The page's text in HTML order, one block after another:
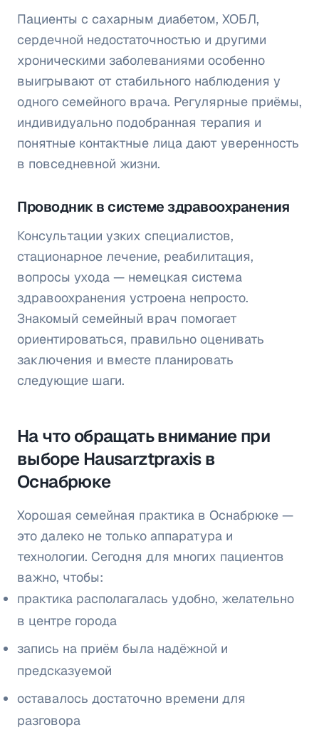
Пациенты с сахарным диабетом, ХОБЛ,
сердечной недостаточностью и другими
хроническими заболеваниями особенно
выигрывают от стабильного наблюдения у
одного семейного врача. Регулярные приёмы,
индивидуально подобранная терапия и
понятные контактные лица дают уверенность
в повседневной жизни.
Проводник в системе здравоохранения
Консультации узких специалистов,
стационарное лечение, реабилитация,
вопросы ухода — немецкая система
здравоохранения устроена непросто.
Знакомый семейный врач помогает
ориентироваться, правильно оценивать
заключения и вместе планировать
следующие шаги.
На что обращать внимание при
выборе Hausarztpraxis в
Оснабрюке
Хорошая семейная практика в Оснабрюке —
это далеко не только аппаратура и
технологии. Сегодня для многих пациентов
важно, чтобы:
практика располагалась удобно, желательно
в центре города
запись на приём была надёжной и
предсказуемой
оставалось достаточно времени для
разговора